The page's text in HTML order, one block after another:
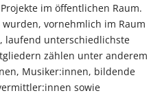
im öffentlichen Raum.
vornehmlich im Raum
laufend unterschiedlichste
zählen unter anderem
Musiker:innen, bildende
sowie